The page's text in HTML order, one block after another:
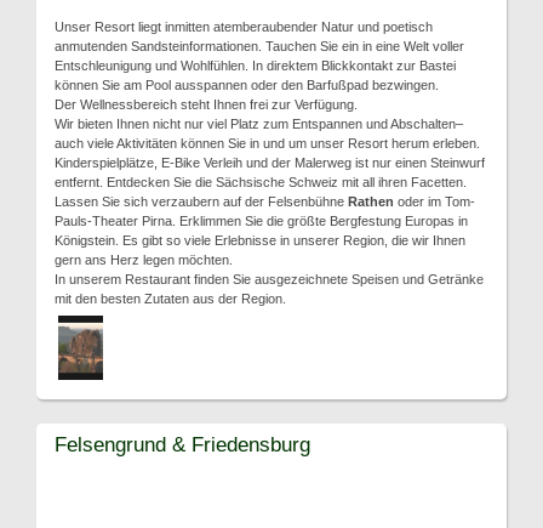
Unser Resort liegt inmitten atemberaubender Natur und poetisch
anmutenden Sandsteinformationen. Tauchen Sie ein in eine Welt voller
Entschleunigung und Wohlfühlen. In direktem Blickkontakt zur Bastei
können Sie am Pool ausspannen oder den Barfußpad bezwingen.
Der Wellnessbereich steht Ihnen frei zur Verfügung.
Wir bieten Ihnen nicht nur viel Platz zum Entspannen und Abschalten–
auch viele Aktivitäten können Sie in und um unser Resort herum erleben.
Kinderspielplätze, E-Bike Verleih und der Malerweg ist nur einen Steinwurf
entfernt. Entdecken Sie die Sächsische Schweiz mit all ihren Facetten.
Lassen Sie sich verzaubern auf der Felsenbühne Rathen oder im Tom-
Pauls-Theater Pirna. Erklimmen Sie die größte Bergfestung Europas in
Königstein. Es gibt so viele Erlebnisse in unserer Region, die wir Ihnen
gern ans Herz legen möchten.
In unserem Restaurant finden Sie ausgezeichnete Speisen und Getränke
mit den besten Zutaten aus der Region.
Felsengrund & Friedensburg